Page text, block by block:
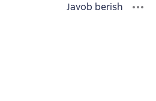
Javob berish